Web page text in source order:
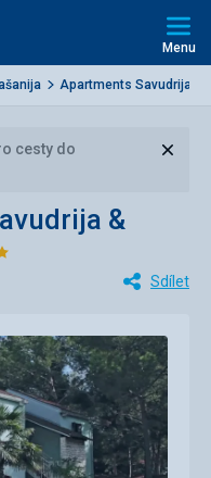
Menu
Apartments Savudrija
cesty do
&
Sdílet